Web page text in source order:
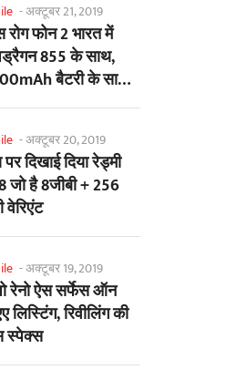
-अक्टूबर 21, 2019
फोन 2 भारत में
855 के साथ,
बैटरी के साथ
हुआ
-अक्टूबर 20, 2019
पर दिखाई दिया रेड्मी
जो है 8जीबी + 256
वेरिएंट
-अक्टूबर 19, 2019
रेनो ऐस सर्फेस ऑन
लिस्टिंग, रिवीलिंग की
स्पेक्स